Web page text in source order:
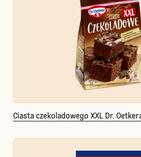
Ciasta czekoladowego XXL Dr.